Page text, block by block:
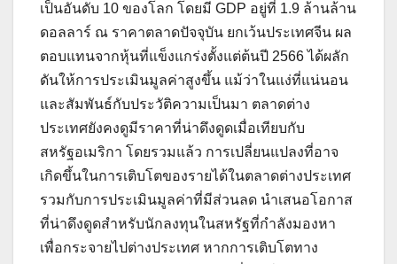
เป็นอันดับ 10 ของโลก โดยมี GDP อยู่ที่ 1.9 ล้านล้าน
ดอลลาร์ ณ ราคาตลาดปัจจุบัน ยกเว้นประเทศจีน ผล
ตอบแทนจากหุ้นที่แข็งแกร่งตั้งแต่ต้นปี 2566 ได้ผลัก
ดันให้การประเมินมูลค่าสูงขึ้น แม้ว่าในแง่ที่แน่นอน
และสัมพันธ์กับประวัติความเป็นมา ตลาดต่าง
ประเทศยังคงดูมีราคาที่น่าดึงดูดเมื่อเทียบกับ
สหรัฐอเมริกา โดยรวมแล้ว การเปลี่ยนแปลงที่อาจ
เกิดขึ้นในการเติบโตของรายได้ในตลาดต่างประเทศ
รวมกับการประเมินมูลค่าที่มีส่วนลด นำเสนอโอกาส
ที่น่าดึงดูดสำหรับนักลงทุนในสหรัฐที่กำลังมองหา
เพื่อกระจายไปต่างประเทศ หากการเติบโตทาง